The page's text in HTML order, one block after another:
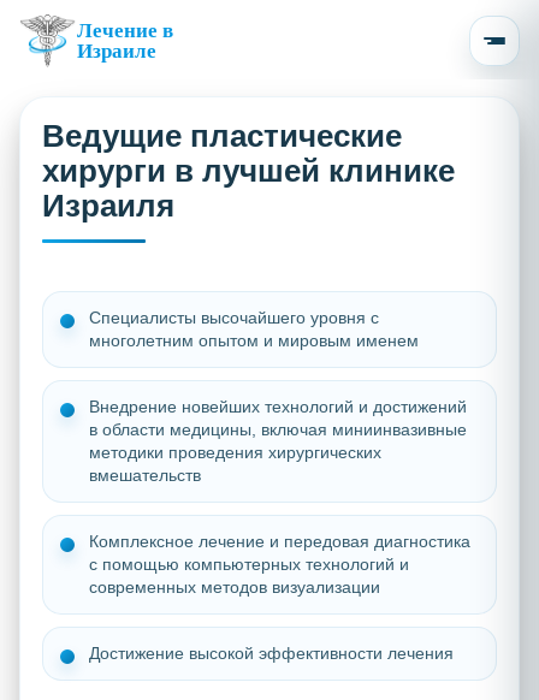
Лечение в
Израиле
Ведущие пластические
хирурги в лучшей клинике
Израиля
Специалисты высочайшего уровня с
многолетним опытом и мировым именем
Внедрение новейших технологий и достижений
в области медицины, включая миниинвазивные
методики проведения хирургических
вмешательств
Комплексное лечение и передовая диагностика
с помощью компьютерных технологий и
современных методов визуализации
Достижение высокой эффективности лечения